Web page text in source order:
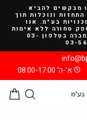
מבקשים להביא
ונוכלות תוך
בע"מ. אנו
סחורה ללא אימות
מוקדם של פרטי העיסקה מול החברה בטלפון 03-
א'-ה' 08:00-17:00